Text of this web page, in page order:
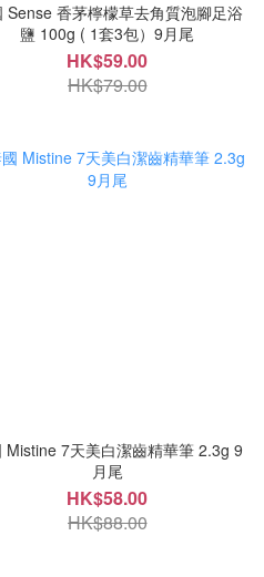
Sense 香茅檸檬草去角質泡腳足浴
鹽 100g ( 1套3包）9月尾
HK$59.00
HK$79.00
Mistine 7天美白潔齒精華筆 2.3g 9
月尾
HK$58.00
HK$88.00